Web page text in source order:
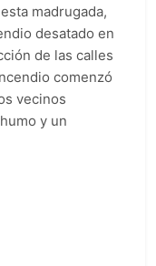
madrugada,
desatado en
de las calles
comenzó
vecinos
y un